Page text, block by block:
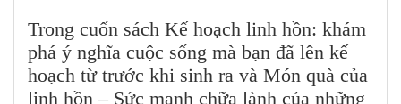
Trong cuốn sách Kế hoạch linh hồn: khám
phá ý nghĩa cuộc sống mà bạn đã lên kế
hoạch từ trước khi sinh ra và Món quà của
linh hồn – Sức mạnh chữa lành của những